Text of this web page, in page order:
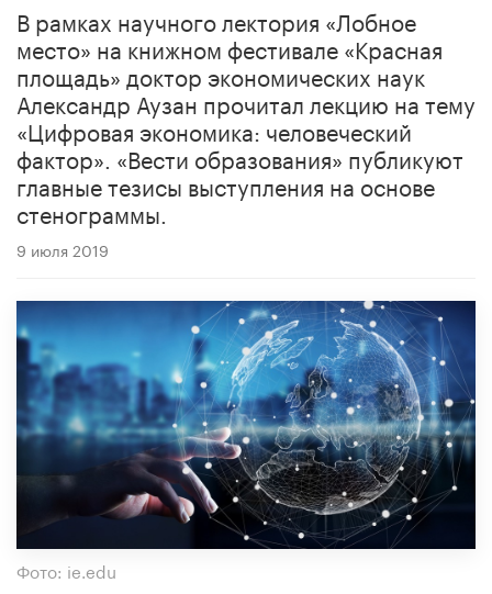
В рамках научного лектория «Лобное
место» на книжном фестивале «Красная
площадь» доктор экономических наук
Александр Аузан прочитал лекцию на тему
«Цифровая экономика: человеческий
фактор». «Вести образования» публикуют
главные тезисы выступления на основе
стенограммы.
9 июля 2019
Фото: ie.edu